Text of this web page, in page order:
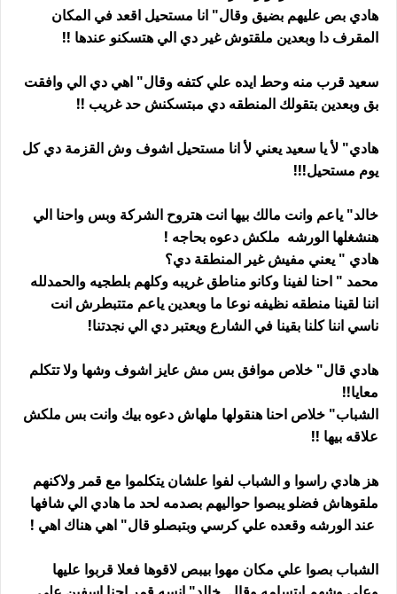
هادي بص عليهم بضيق وقال" انا مستحيل اقعد في المكان
المقرف دا وبعدين ملقتوش غير دي الي هتسكنو عندها !!
سعيد قرب منه وحط ايده علي كتفه وقال" اهي دي الي وافقت
بق وبعدين بتقولك المنطقه دي مبتسكنش حد غريب !!
هادي" لأ يا سعيد يعني لأ انا مستحيل اشوف وش القزمة دي كل
يوم مستحيل!!!
خالد" ياعم وانت مالك بيها انت هتروح الشركة وبس واحنا الي
هنشغلها الورشه ملكش دعوه بحاجه !
هادي " يعني مفيش غير المنطقة دي؟
محمد " احنا لفينا وكانو مناطق غريبه وكلهم بلطجيه والحمدلله
اننا لقينا منطقه نظيفه نوعا ما وبعدين ياعم متتبطرش انت
ناسي اننا كلنا بقينا في الشارع ويعتبر دي الي نجدتنا!
هادي قال" خلاص موافق بس مش عايز اشوف وشها ولا تتكلم
معايا!!
الشباب" خلاص احنا هنقولها ملهاش دعوه بيك وانت بس ملكش
علاقه بيها !!
هز هادي راسوا و الشباب لفوا علشان يتكلموا مع قمر ولاكنهم
ملقوهاش فضلو يبصوا حواليهم بصدمه لحد ما هادي الي شافها
عند الورشه وقعده علي كرسي وبتبصلو قال" اهي هناك اهي !
الشباب بصوا علي مكان مهوا بيبص لاقوها فعلا قربوا عليها